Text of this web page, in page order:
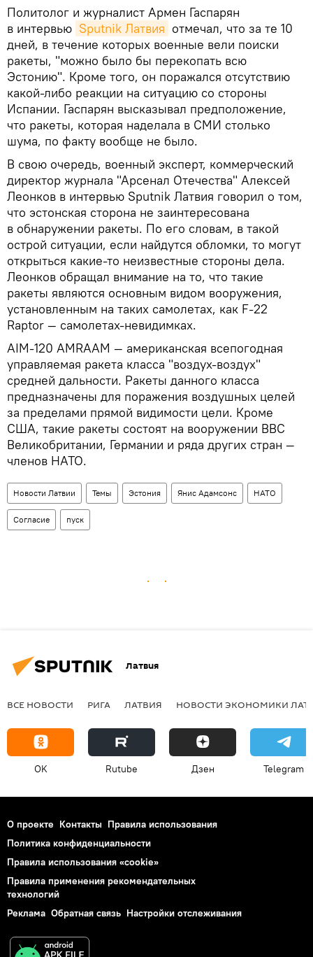
Политолог и журналист Армен Гаспарян
в интервью Sputnik Латвия отмечал, что за те 10
дней, в течение которых военные вели поиски
ракеты, "можно было бы перекопать всю
Эстонию". Кроме того, он поражался отсутствию
какой-либо реакции на ситуацию со стороны
Испании. Гаспарян высказывал предположение,
что ракеты, которая наделала в СМИ столько
шума, по факту вообще не было.
В свою очередь, военный эксперт, коммерческий
директор журнала "Арсенал Отечества" Алексей
Леонков в интервью Sputnik Латвия говорил о том,
что эстонская сторона не заинтересована
в обнаружении ракеты. По его словам, в такой
острой ситуации, если найдутся обломки, то могут
открыться какие-то неизвестные стороны дела.
Леонков обращал внимание на то, что такие
ракеты являются основным видом вооружения,
установленным на таких самолетах, как F-22
Raptor — самолетах-невидимках.
AIM-120 AMRAAM — американская всепогодная
управляемая ракета класса "воздух-воздух"
средней дальности. Ракеты данного класса
предназначены для поражения воздушных целей
за пределами прямой видимости цели. Кроме
США, такие ракеты состоят на вооружении ВВС
Великобритании, Германии и ряда других стран —
членов НАТО.
Новости Латвии Темы Эстония Янис Адамсонс НАТО
Согласие пуск
Латвия
ВСЕ НОВОСТИ РИГА ЛАТВИЯ НОВОСТИ ЭКОНОМИКИ
OK Rutube Дзен Telegram
О проекте Контакты Правила использования
Политика конфиденциальности
Правила использования «cookie»
Правила применения рекомендательных
технологий
Реклама Обратная связь Настройки отслеживания